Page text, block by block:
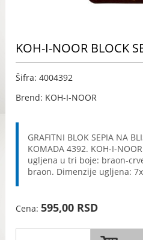
KOH-I-NOOR BLOCK
Šifra: 4004392
Brend: KOH-I-NOOR
GRAFITNI BLOK SEPIA NA
KOMADA 4392. KOH-I-
ugljena u tri boje: braon-
braon. Dimenzije ugljena:
Cena:595,00 RSD